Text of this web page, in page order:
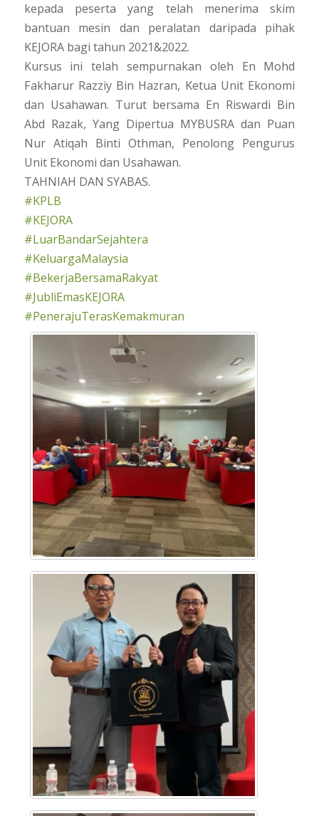
kepada peserta yang telah menerima skim
bantuan mesin dan peralatan daripada pihak
KEJORA bagi tahun 2021&2022.
Kursus ini telah sempurnakan oleh En Mohd
Fakharur Razziy Bin Hazran, Ketua Unit Ekonomi
dan Usahawan. Turut bersama En Riswardi Bin
Abd Razak, Yang Dipertua MYBUSRA dan Puan
Nur Atiqah Binti Othman, Penolong Pengurus
Unit Ekonomi dan Usahawan.
TAHNIAH DAN SYABAS.
#KPLB
#KEJORA
#LuarBandarSejahtera
#KeluargaMalaysia
#BekerjaBersamaRakyat
#JubliEmasKEJORA
#PenerajuTerasKemakmuran